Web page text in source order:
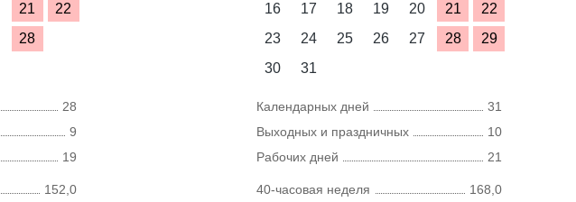
21
22
28
28
9
19
152,0
16
17 18 19 20 21
22
23
24 25 26 27 28
29
30
31
Календарных дней
31
Выходных и праздничных
10
Рабочих дней
21
40-часовая неделя
168,0